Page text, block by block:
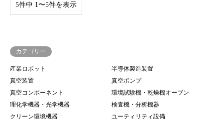
5件中 1〜5件を表示
カテゴリー
産業ロボット
半導体製造装置
真空装置
真空ポンプ
真空コンポーネント
環境試験機・乾燥機オーブン
理化学機器・光学機器
検査機・分析機器
クリーン環境機器
ユーティリティ設備